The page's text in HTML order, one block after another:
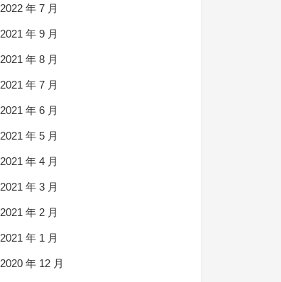
2022 年 7 月
2021 年 9 月
2021 年 8 月
2021 年 7 月
2021 年 6 月
2021 年 5 月
2021 年 4 月
2021 年 3 月
2021 年 2 月
2021 年 1 月
2020 年 12 月